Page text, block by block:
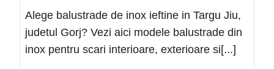
Alege balustrade de inox ieftine in Targu Jiu,
judetul Gorj? Vezi aici modele balustrade din
inox pentru scari interioare, exterioare si[...]